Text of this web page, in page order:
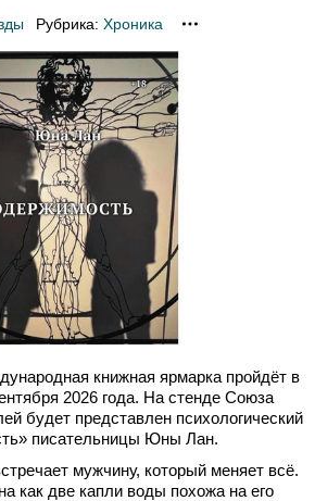
Рубрика: Хроника
книжная ярмарка пройдёт в
2026 года. На стенде Союза
будет представлен психологический
писательницы Юны Лан.
мужчину, который меняет всё.
как две капли воды похожа на его